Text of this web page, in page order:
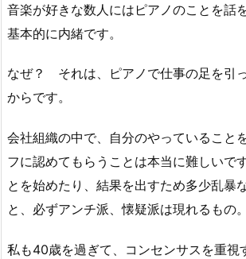
音楽が好きな数人にはピアノのことを話
基本的に内緒です。
なぜ？ それは、ピアノで仕事の足を引
からです。
会社組織の中で、自分のやっていること
フに認めてもらうことは本当に難しいで
とを始めたり、結果を出すため多少乱暴
と、必ずアンチ派、懐疑派は現れるもの。
私も40歳を過ぎて、コンセンサスを重視